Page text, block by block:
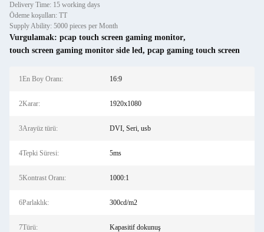
Delivery Time: 15 working days
Ödeme koşulları: TT
Supply Ability: 5000 pieces per Month
Vurgulamak: pcap touch screen gaming monitor,
touch screen gaming monitor side led, pcap gaming touch screen
1En Boy Oranı: 16:9
2Karar: 1920x1080
3Arayüz türü: DVI, Seri, usb
4Tepki Süresi: 5ms
5Kontrast Oranı: 1000:1
6Parlaklık: 300cd/m2
7Türü: Kapasitif dokunuş